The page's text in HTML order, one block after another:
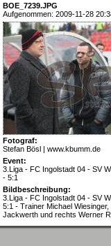
BOE_7239.JPG
Aufgenommen: 2009-11-28
Fotograf:
Stefan Bösl | www.kbumm.de
Event:
3.Liga - FC Ingolstadt 04 - SV
- 5:1
Bildbeschreibung:
3.Liga - FC Ingolstadt 04 - SV
5:1 - Trainer Michael
Jackwerth und rechts Werner